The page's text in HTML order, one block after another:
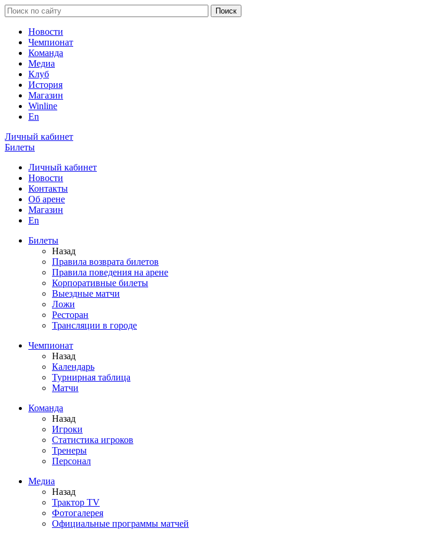
Новости
Чемпионат
Команда
Медиа
Клуб
История
Магазин
Winline
En
Личный кабинет
Билеты
Личный кабинет
Новости
Контакты
Об арене
Магазин
En
Билеты
Назад
Правила возврата билетов
Правила поведения на арене
Корпоративные билеты
Выездные матчи
Ложи
Ресторан
Трансляции в городе
Чемпионат
Назад
Календарь
Турнирная таблица
Матчи
Команда
Назад
Игроки
Статистика игроков
Тренеры
Персонал
Медиа
Назад
Трактор TV
Фотогалерея
Официальные программы матчей